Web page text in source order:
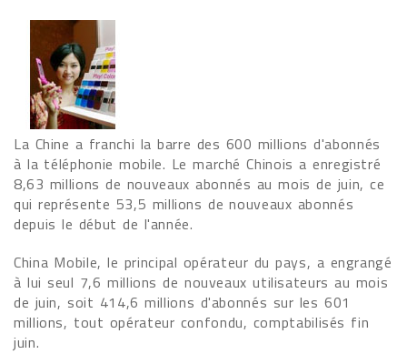
La Chine a franchi la barre des 600 millions d'abonnés
à la téléphonie mobile. Le marché Chinois a enregistré
8,63 millions de nouveaux abonnés au mois de juin, ce
qui représente 53,5 millions de nouveaux abonnés
depuis le début de l'année.
China Mobile, le principal opérateur du pays, a engrangé
à lui seul 7,6 millions de nouveaux utilisateurs au mois
de juin, soit 414,6 millions d'abonnés sur les 601
millions, tout opérateur confondu, comptabilisés fin
juin.